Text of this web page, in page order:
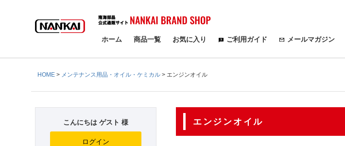
検索
ホーム 商品一覧 お気に入り ご利用ガイド メールマガジン
HOME メンテナンス用品・オイル・ケミカル エンジンオイル
こんにちは ゲスト 様
ログイン
エンジンオイル